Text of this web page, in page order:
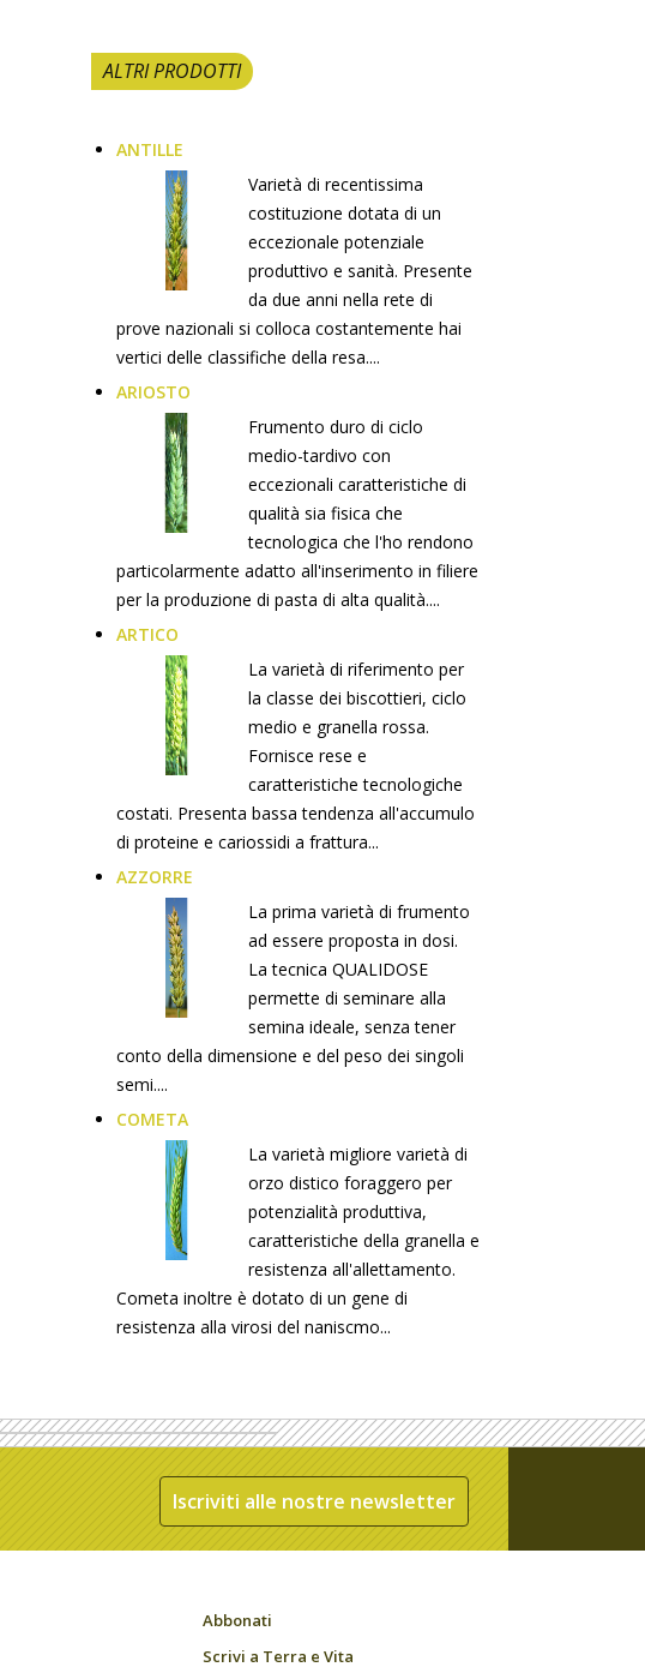
ALTRI PRODOTTI
ANTILLE
Varietà di recentissima
costituzione dotata di un
eccezionale potenziale
produttivo e sanità. Presente
da due anni nella rete di
prove nazionali si colloca costantemente hai
vertici delle classifiche della resa....
ARIOSTO
Frumento duro di ciclo
medio-tardivo con
eccezionali caratteristiche di
qualità sia fisica che
tecnologica che l'ho rendono
particolarmente adatto all'inserimento in filiere
per la produzione di pasta di alta qualità....
ARTICO
La varietà di riferimento per
la classe dei biscottieri, ciclo
medio e granella rossa.
Fornisce rese e
caratteristiche tecnologiche
costati. Presenta bassa tendenza all'accumulo
di proteine e cariossidi a frattura...
AZZORRE
La prima varietà di frumento
ad essere proposta in dosi.
La tecnica QUALIDOSE
permette di seminare alla
semina ideale, senza tener
conto della dimensione e del peso dei singoli
semi....
COMETA
La varietà migliore varietà di
orzo distico foraggero per
potenzialità produttiva,
caratteristiche della granella e
resistenza all'allettamento.
Cometa inoltre è dotato di un gene di
resistenza alla virosi del naniscmo...
Iscriviti alle nostre newsletter
Abbonati
Scrivi a Terra e Vita